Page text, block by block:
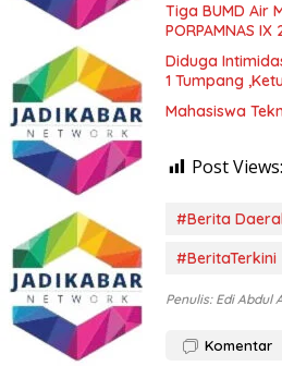
Tiga BUMD Air
PORPAMNAS IX
Diduga
1 Tumpang
Mahasiswa
Post Views:
#Berita
#BeritaTerkini
Penulis: Edi Abdul
Komentar